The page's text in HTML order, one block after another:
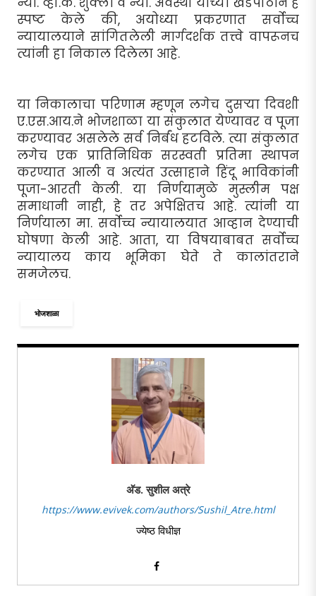
स्पष्ट केले की, अयोध्या प्रकरणात सर्वोच्च
न्यायालयाने सांगितलेली मार्गदर्शक तत्त्वे वापरूनच
त्यांनी हा निकाल दिलेला आहे.
या निकालाचा परिणाम म्हणून लगेच दुसर्‍या दिवशी
ए.एस.आय.ने भोजशाळा या संकुलात येण्यावर व पूजा
करण्यावर असलेले सर्व निर्बंध हटविले. त्या संकुलात
लगेच एक प्रातिनिधिक सरस्वती प्रतिमा स्थापन
करण्यात आली व अत्यंत उत्साहाने हिंदू भाविकांनी
पूजा-आरती केली. या निर्णयामुळे मुस्लीम पक्ष
समाधानी नाही, हे तर अपेक्षितच आहे. त्यांनी या
निर्णयाला मा. सर्वोच्च न्यायालयात आव्हान देण्याची
घोषणा केली आहे. आता, या विषयाबाबत सर्वोच्च
न्यायालय काय भूमिका घेते ते कालांतराने
समजेलच.
भोजशाळा
अ‍ॅड. सुशील अत्रे
https://www.evivek.com/authors/Sushil_Atre.html
ज्येष्ठ विधीज्ञ